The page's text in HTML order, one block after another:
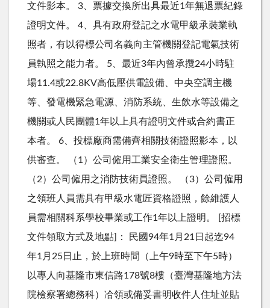
文件影本。 3、票據交換所出具最近1年無退票紀錄
證明文件。 4、具有政府登記之水電甲級承裝業執
照者，有以得標公司名義向主管機關登記電氣技術
員執照之能力者。 5、最近3年內曾承攬24小時駐
場11.4或22.8KV高低壓供電設備、中央空調主機
等、發電機緊急電源、消防系統、生飲水等設備之
機關或人民團體1年以上具有證明文件或合約書正
本者。 6、投標廠商需備齊相關技術證照影本，以
供審查。 （1）公司僱用工業安全衛生管理證照。
（2）公司僱用之消防技術員證照。 （3）公司僱用
之領班人員需具有甲級水電匠資格證照，餘維護人
員需相關科系學校畢業或工作1年以上證明。 [招標
文件領取方式及地點]： 民國94年1月21日起迄94
年1月25日止，於上班時間（上午9時至下午5時）
以專人向基隆市東信路178號8樓（臺灣基隆地方法
院檢察署總務科）冾領或備妥書明收件人住址並貼